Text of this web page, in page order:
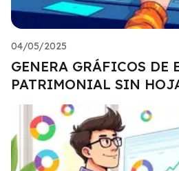
04/05/2025
GENERA GRÁFICOS DE
PATRIMONIAL SIN